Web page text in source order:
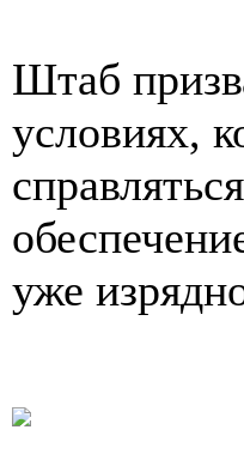
Штаб
условиях,
уже